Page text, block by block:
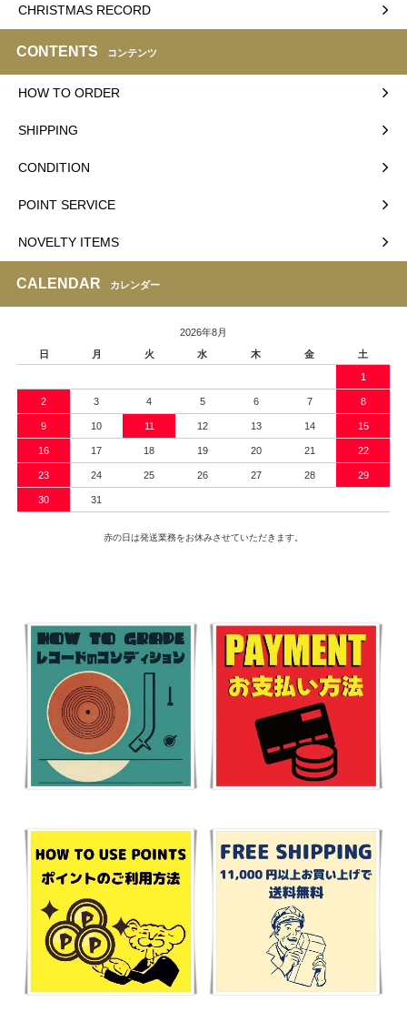
CHRISTMAS RECORD
CONTENTS コンテンツ
HOW TO ORDER
SHIPPING
CONDITION
POINT SERVICE
NOVELTY ITEMS
CALENDAR カレンダー
2026年8月
日
月 火 水 木 金 土
1
2 3 4 5 6 7 8
9 10 11 12 13 14 15
16 17 18 19 20 21 22
23 24 25 26 27 28 29
30 31
赤の日は発送業務をお休みさせていただきます。